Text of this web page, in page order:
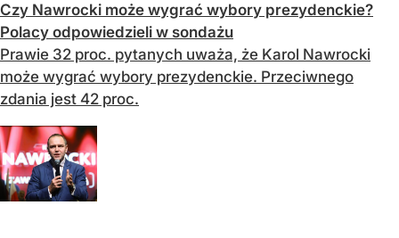
Czy Nawrocki może wygrać wybory prezydenckie?
Polacy odpowiedzieli w sondażu
Prawie 32 proc. pytanych uważa, że Karol Nawrocki
może wygrać wybory prezydenckie. Przeciwnego
zdania jest 42 proc.